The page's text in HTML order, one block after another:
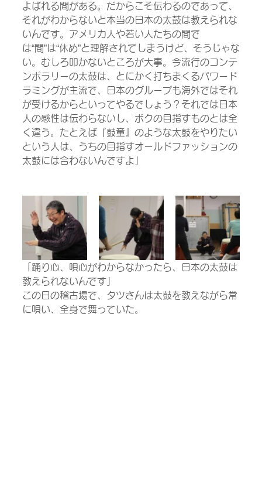
よばれる間がある。だからこそ伝わるのであって、
それがわからないと本当の日本の太鼓は教えられな
いんです。アメリカ人や若い人たちの間で
は“間”は“休め”と理解されてしまうけど、そうじゃな
い。むしろ叩かないところが大事。今流行のコンテ
ンポラリーの太鼓は、とにかく打ちまくるパワード
ラミングが主流で、日本のグループも海外ではそれ
が受けるからといってやるでしょう？それでは日本
人の感性は伝わらないし、ボクの目指すものとは全
く違う。たとえば『鼓童』のような太鼓をやりたい
という人は、うちの目指すオールドファッションの
太鼓には合わないんですよ」
「踊り心、唄心がわからなかったら、日本の太鼓は
教えられないんです」
この日の稽古場で、タツさんは太鼓を教えながら常
に唄い、全身で舞っていた。